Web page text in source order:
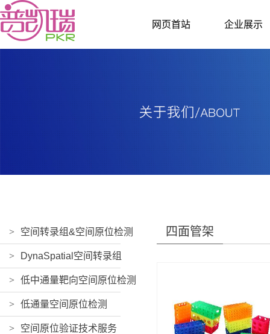
网页首站 企业展示
> 空间转录组&空间原位检测
> DynaSpatial空间转录组
> 低中通量靶向空间原位检测
> 低通量空间原位检测
> 空间原位验证技术服务
四面管架